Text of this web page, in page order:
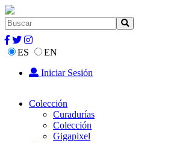
ES
EN
Iniciar Sesión
Colección
Curadurías
Colección
Gigapixel